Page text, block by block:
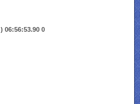
06:56:53.90 0